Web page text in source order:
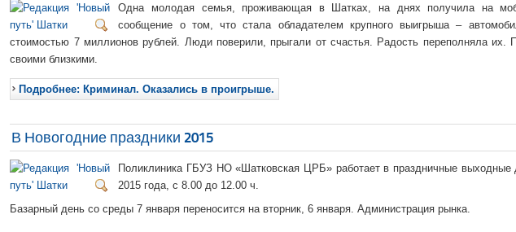
Одна молодая семья, проживающая в Шатках, на днях получила на
сообщение о том, что стала обладателем крупного выигрыша –
стоимостью 7 миллионов рублей. Люди поверили, прыгали от счастья. Радость переполняла их.
своими близкими.
Подробнее: Криминал. Оказались в проигрыше.
В Новогодние праздники 2015
Поликлиника ГБУЗ НО «Шатковская ЦРБ» работает в праздничные выходные
2015 года, с 8.00 до 12.00 ч.
Базарный день со среды 7 января переносится на вторник, 6 января. Администрация рынка.